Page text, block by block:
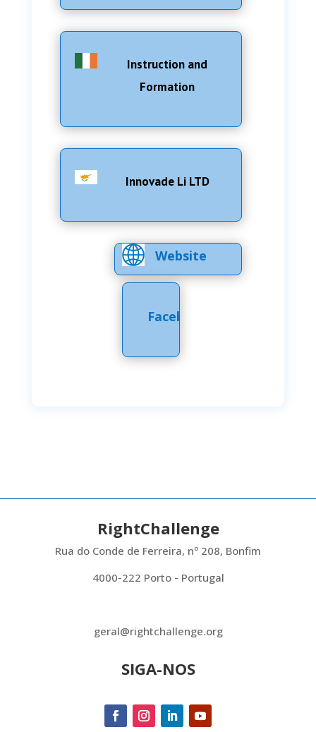
Instruction and
Formation
Innovade Li LTD
Website
Facebook
RightChallenge
Rua do Conde de Ferreira, nº 208, Bonfim
4000-222 Porto - Portugal
geral@rightchallenge.org
SIGA-NOS